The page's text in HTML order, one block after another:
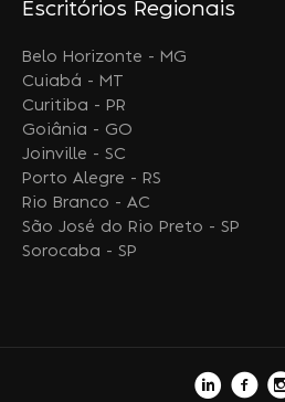
Escritórios Regionais
Belo Horizonte - MG
Cuiabá - MT
Curitiba - PR
Goiânia - GO
Joinville - SC
Porto Alegre - RS
Rio Branco - AC
São José do Rio Preto - SP
Sorocaba - SP